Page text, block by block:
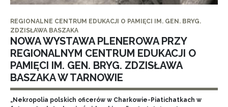
REGIONALNE CENTRUM EDUKACJI O PAMIĘCI IM. GEN. BRYG.
ZDZISŁAWA BASZAKA
NOWA WYSTAWA PLENEROWA PRZY
REGIONALNYM CENTRUM EDUKACJI O
PAMIĘCI IM. GEN. BRYG. ZDZISŁAWA
BASZAKA W TARNOWIE
„Nekropolia polskich oficerów w Charkowie-Piatichatkach w